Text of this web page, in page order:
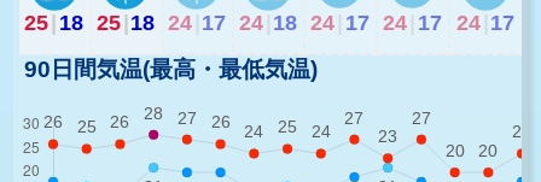
25| 18 25|18 24 17 24 18 24 17 24 17 24 17
90日間気温(最高・最低気温)